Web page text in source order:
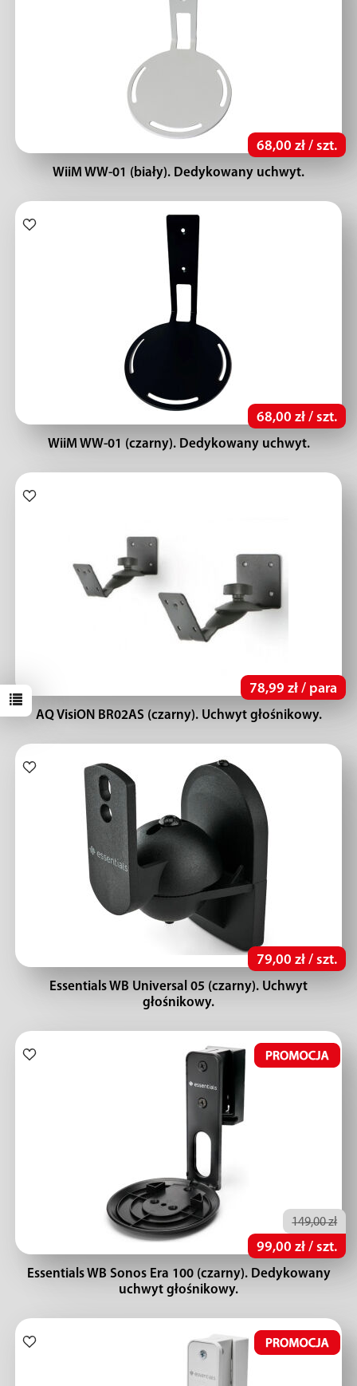
68,00 zł / szt.
WiiM WW-01 (biały). Dedykowany uchwyt.
68,00 zł / szt.
WiiM WW-01 (czarny). Dedykowany uchwyt.
78,99 zł / para
AQ VisiON BR02AS (czarny). Uchwyt głośnikowy.
79,00 zł / szt.
Essentials WB Universal 05 (czarny). Uchwyt
głośnikowy.
149,00 zł
99,00 zł / szt.
Essentials WB Sonos Era 100 (czarny). Dedykowany
uchwyt głośnikowy.